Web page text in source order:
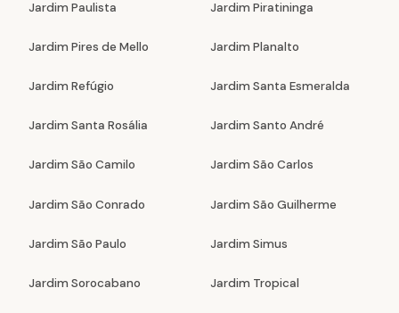
Jardim Paulista Jardim Piratininga
Jardim Pires de Mello Jardim Planalto
Jardim Refúgio Jardim Santa Esmeralda
Jardim Santa Rosália Jardim Santo André
Jardim São Camilo Jardim São Carlos
Jardim São Conrado Jardim São Guilherme
Jardim São Paulo Jardim Simus
Jardim Sorocabano Jardim Tropical